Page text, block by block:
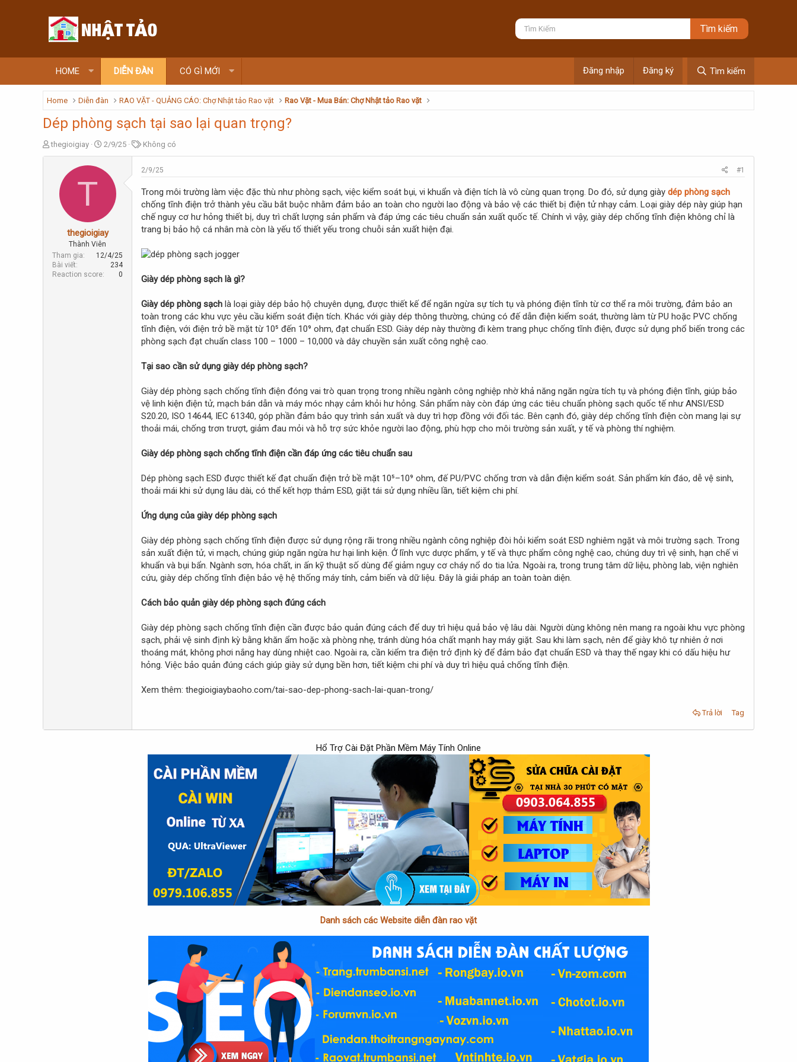
HOME DIỄN ĐÀN CÓ GÌ MỚI Đăng nhập Đăng ký Tìm kiếm
Home Diễn đàn RAO VẶT - QUẢNG CÁO: Chợ Nhật tảo Rao vặt Rao Vặt - Mua Bán: Chợ Nhật tảo Rao vặt
Dép phòng sạch tại sao lại quan trọng?
T
h
t
e
thegioigiay
N
g
2/9/25
T
ừ
k
h
ó
a
Không có
T
thegioigiay
Thành Viên
Tham gia
12/4/25
Bài viết
234
Reaction score
0
2/9/25 #1
Trong môi trường làm việc đặc thù như phòng sạch, việc kiểm soát bụi, vi khuẩn và điện tích là vô cùng quan trọng. Do đó, sử dụng giày dép phòng sạch
chống tĩnh điện trở thành yêu cầu bắt buộc nhằm đảm bảo an toàn cho người lao động và bảo vệ các thiết bị điện tử nhạy cảm. Loại giày dép này giúp hạn
chế nguy cơ hư hỏng thiết bị, duy trì chất lượng sản phẩm và đáp ứng các tiêu chuẩn sản xuất quốc tế. Chính vì vậy, giày dép chống tĩnh điện không chỉ là
trang bị bảo hộ cá nhân mà còn là yếu tố thiết yếu trong chuỗi sản xuất hiện đại.
Giày dép phòng sạch là gì?
Giày dép phòng sạch là loại giày dép bảo hộ chuyên dụng, được thiết kế để ngăn ngừa sự tích tụ và phóng điện tĩnh từ cơ thể ra môi trường, đảm bảo an
toàn trong các khu vực yêu cầu kiểm soát điện tích. Khác với giày dép thông thường, chúng có đế dẫn điện kiểm soát, thường làm từ PU hoặc PVC chống
tĩnh điện, với điện trở bề mặt từ 10⁵ đến 10⁹ ohm, đạt chuẩn ESD. Giày dép này thường đi kèm trang phục chống tĩnh điện, được sử dụng phổ biến trong các
phòng sạch đạt chuẩn class 100 – 1000 – 10,000 và dây chuyền sản xuất công nghệ cao.
Tại sao cần sử dụng giày dép phòng sạch?
Giày dép phòng sạch chống tĩnh điện đóng vai trò quan trọng trong nhiều ngành công nghiệp nhờ khả năng ngăn ngừa tích tụ và phóng điện tĩnh, giúp bảo
vệ linh kiện điện tử, mạch bán dẫn và máy móc nhạy cảm khỏi hư hỏng. Sản phẩm này còn đáp ứng các tiêu chuẩn phòng sạch quốc tế như ANSI/ESD
S20.20, ISO 14644, IEC 61340, góp phần đảm bảo quy trình sản xuất và duy trì hợp đồng với đối tác. Bên cạnh đó, giày dép chống tĩnh điện còn mang lại sự
thoải mái, chống trơn trượt, giảm đau mỏi và hỗ trợ sức khỏe người lao động, phù hợp cho môi trường sản xuất, y tế và phòng thí nghiệm.
Giày dép phòng sạch chống tĩnh điện cần đáp ứng các tiêu chuẩn sau
Dép phòng sạch ESD được thiết kế đạt chuẩn điện trở bề mặt 10⁵–10⁹ ohm, đế PU/PVC chống trơn và dẫn điện kiểm soát. Sản phẩm kín đáo, dễ vệ sinh,
thoải mái khi sử dụng lâu dài, có thể kết hợp thảm ESD, giặt tái sử dụng nhiều lần, tiết kiệm chi phí.
Ứng dụng của giày dép phòng sạch
Giày dép phòng sạch chống tĩnh điện được sử dụng rộng rãi trong nhiều ngành công nghiệp đòi hỏi kiểm soát ESD nghiêm ngặt và môi trường sạch. Trong
sản xuất điện tử, vi mạch, chúng giúp ngăn ngừa hư hại linh kiện. Ở lĩnh vực dược phẩm, y tế và thực phẩm công nghệ cao, chúng duy trì vệ sinh, hạn chế vi
khuẩn và bụi bẩn. Ngành sơn, hóa chất, in ấn kỹ thuật số dùng để giảm nguy cơ cháy nổ do tia lửa. Ngoài ra, trong trung tâm dữ liệu, phòng lab, viện nghiên
cứu, giày dép chống tĩnh điện bảo vệ hệ thống máy tính, cảm biến và dữ liệu. Đây là giải pháp an toàn toàn diện.
Cách bảo quản giày dép phòng sạch đúng cách
Giày dép phòng sạch chống tĩnh điện cần được bảo quản đúng cách để duy trì hiệu quả bảo vệ lâu dài. Người dùng không nên mang ra ngoài khu vực phòng
sạch, phải vệ sinh định kỳ bằng khăn ẩm hoặc xà phòng nhẹ, tránh dùng hóa chất mạnh hay máy giặt. Sau khi làm sạch, nên để giày khô tự nhiên ở nơi
thoáng mát, không phơi nắng hay dùng nhiệt cao. Ngoài ra, cần kiểm tra điện trở định kỳ để đảm bảo đạt chuẩn ESD và thay thế ngay khi có dấu hiệu hư
hỏng. Việc bảo quản đúng cách giúp giày sử dụng bền hơn, tiết kiệm chi phí và duy trì hiệu quả chống tĩnh điện.
Xem thêm: thegioigiaybaoho.com/tai-sao-dep-phong-sach-lai-quan-trong/
Trả lời Tag
Hổ Trợ Cài Đặt Phần Mềm Máy Tính Online
Danh sách các Website diễn đàn rao vặt